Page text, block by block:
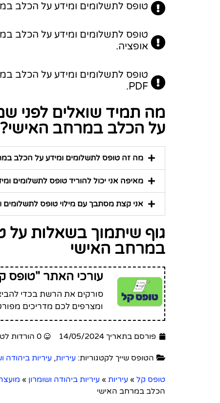
טופס לתשלומים ומידע על הכלב
טופס לתשלומים ומידע על הכלב
אופציה.
טופס לתשלומים ומידע על הכלב
PDF.
מה תמיד שואלים לפני
על הכלב במרחב האישי?
מה זה טופס לתשלומים ומידע על הכלב
מאיפה אני יכול להוריד טופס לתשלומים
אני קצת מסתבך עם מילוי טופס לתשלומים
גוף שיתמוך בשאלות על
במרחב האישי
עורכי האתר "טופס
סורקים את הרשת בכדי
ומצרפים לכם מדריכים
פורסם בתאריך 14/05/2024 0 הורדות לטופס זה
הטופס שייך לקטגוריות: עיריות, עיריות ביהודה
טופס קל » עיריות » עיריות ביהודה ושומרון »
הכלב במרחב האישי